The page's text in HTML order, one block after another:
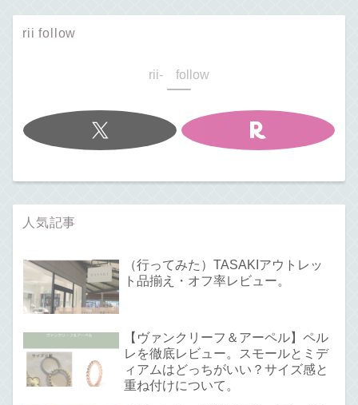
rii follow
rii- follow
人気記事
（行ってみた）TASAKIアウトレッ
ト品揃え・オフ率レビュー。
【ヴァンクリーフ＆アーペル】ペル
レを徹底レビュー。スモールとミデ
ィアムはどっちがいい？サイズ感と
重ね付けについて。